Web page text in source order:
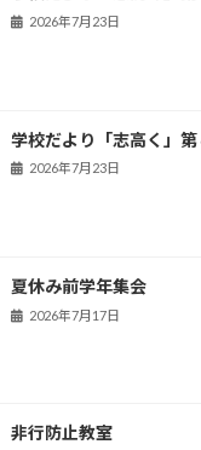
2026年7月23日
学校だより「志高く」第
2026年7月23日
夏休み前学年集会
2026年7月17日
非行防止教室